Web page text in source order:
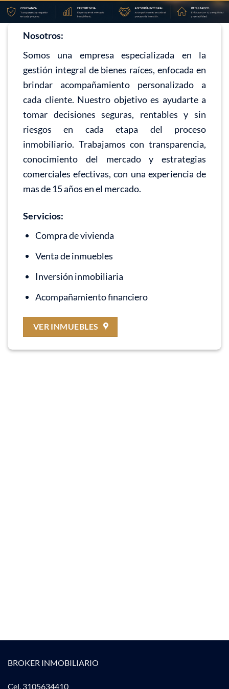
Nosotros:
Somos una empresa especializada en la
gestión integral de bienes raíces, enfocada en
brindar acompañamiento personalizado a
cada cliente. Nuestro objetivo es ayudarte a
tomar decisiones seguras, rentables y sin
riesgos en cada etapa del proceso
inmobiliario. Trabajamos con transparencia,
conocimiento del mercado y estrategias
comerciales efectivas, con una experiencia de
mas de 15 años en el mercado.
Servicios:
Compra de vivienda
Venta de inmuebles
Inversión inmobiliaria
Acompañamiento financiero
VER INMUEBLES
BROKER INMOBILIARIO
Cel. 3105634410